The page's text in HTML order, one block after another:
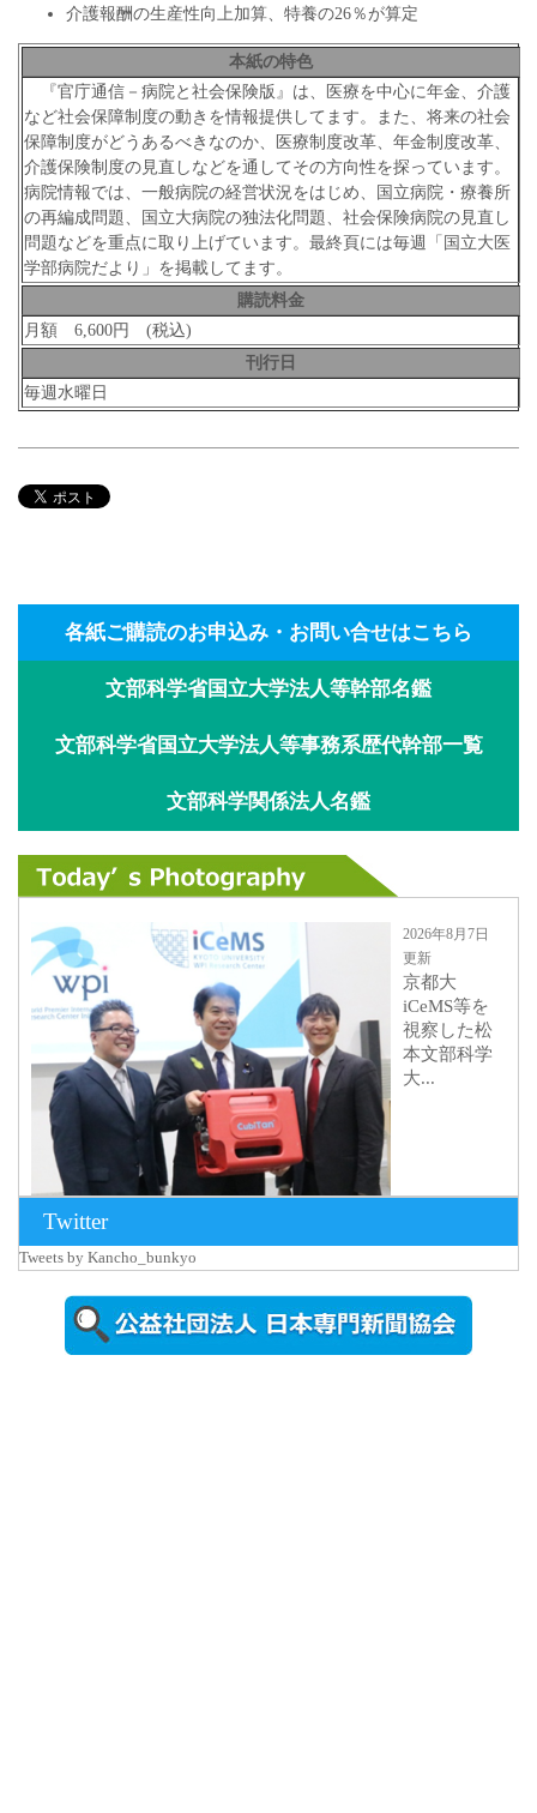
介護報酬の生産性向上加算、特養の26％が算定
本紙の特色
『官庁通信－病院と社会保険版』は、医療を中心に年金、介護
など社会保障制度の動きを情報提供してます。また、将来の社会
保障制度がどうあるべきなのか、医療制度改革、年金制度改革、
介護保険制度の見直しなどを通してその方向性を探っています。
病院情報では、一般病院の経営状況をはじめ、国立病院・療養所
の再編成問題、国立大病院の独法化問題、社会保険病院の見直し
問題などを重点に取り上げています。最終頁には毎週「国立大医
学部病院だより」を掲載してます。
購読料金
月額 6,600円 (税込)
刊行日
毎週水曜日
各紙ご購読のお申込み・お問い合せはこちら
文部科学省国立大学法人等幹部名鑑
文部科学省国立大学法人等事務系歴代幹部一覧
文部科学関係法人名鑑
2026年8月7日
更新
京都大
iCeMS等を
視察した松
本文部科学
大...
2026年8月5日
更新
農工大で大
Twitter
Tweets by Kancho_bunkyo